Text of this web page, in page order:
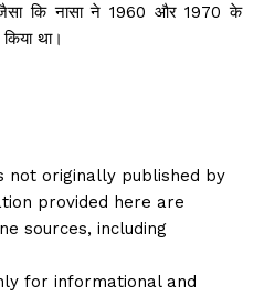
जैसा कि नासा ने 1960 और 1970 के
था।
not originally published by
provided here are
sources, including
for informational and